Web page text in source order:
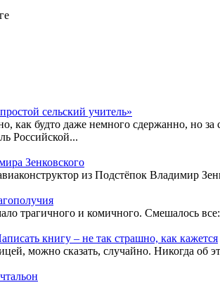
сельский учитель»
как будто даже немного сдержанно, но за
Российской...
Зенковского
из Подстёпок Владимир
трагичного и комичного. Смешалось
книгу – не так страшно, как кажется
можно сказать, случайно. Никогда об